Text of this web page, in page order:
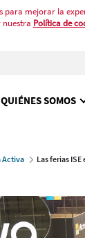
para mejorar la
Política de
QUIÉNES SOMOS
Activa Las ferias